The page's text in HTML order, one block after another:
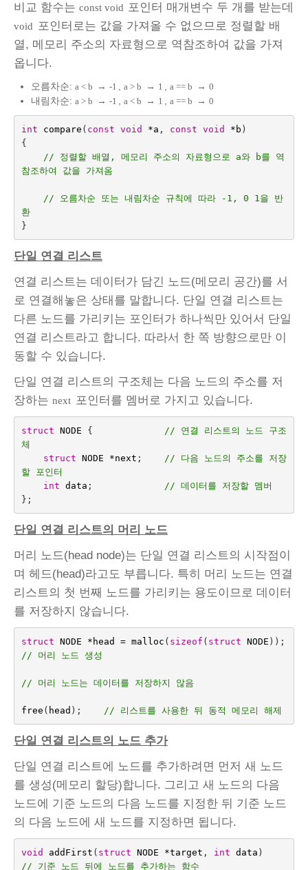
비교 함수는 const void 포인터 매개변수 두 개를 받는데
void 포인터로는 값을 가져올 수 없으므로 정렬할 배
열, 메모리 주소의 자료형으로 역참조하여 값을 가져
옵니다.
오름차순: a < b → -1 a > b → 1 a == b → 0
내림차순: a > b → -1 a < b → 1 a == b → 0
int compare ( const void *a , const void * b )
{
// 정렬할 배열, 메모리 주소의 자료형으로 a와 b를 역
참조하여 값을 가져옴
// 오름차순 또는 내림차순 규칙에 따라 -1, 0 1을 반
환
}
단일 연결 리스트
연결 리스트는 데이터가 담긴 노드(메모리 공간)를 서
로 연결해놓은 상태를 말합니다. 단일 연결 리스트는
다른 노드를 가리키는 포인터가 하나씩만 있어서 단일
연결 리스트라고 합니다. 따라서 한 쪽 방향으로만 이
동할 수 있습니다.
단일 연결 리스트의 구조체는 다음 노드의 주소를 저
장하는 next 포인터를 멤버로 가지고 있습니다.
struct NODE {
// 연결 리스트의 노드 구조
체
struct NODE *next ;
// 다음 노드의 주소를 저장
할 포인터
int data ;
// 데이터를 저장할 멤버
};
단일 연결 리스트의 머리 노드
머리 노드(head node)는 단일 연결 리스트의 시작점이
며 헤드(head)라고도 부릅니다. 특히 머리 노드는 연결
리스트의 첫 번째 노드를 가리키는 용도이므로 데이터
를 저장하지 않습니다.
struct NODE * head = malloc ( sizeof ( struct NODE ));
// 머리 노드 생성
// 머리 노드는 데이터를 저장하지 않음
free ( head ); // 리스트를 사용한 뒤 동적 메모리 해제
단일 연결 리스트의 노드 추가
단일 연결 리스트에 노드를 추가하려면 먼저 새 노드
를 생성(메모리 할당)합니다. 그리고 새 노드의 다음
노드에 기준 노드의 다음 노드를 지정한 뒤 기준 노드
의 다음 노드에 새 노드를 지정하면 됩니다.
void addFirst ( struct NODE *target , int data
// 기준 노드 뒤에 노드를 추가하는 함수